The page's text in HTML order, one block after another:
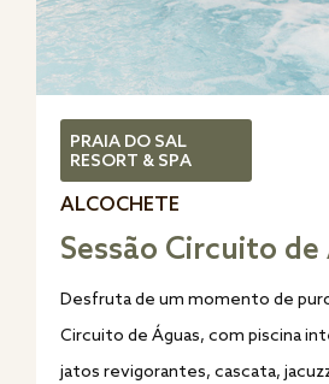
PRAIA DO SAL
RESORT & SPA
ALCOCHETE
Sessão Circuito de
Desfruta de um momento de
Circuito de Águas, com piscina
jatos revigorantes, cascata,